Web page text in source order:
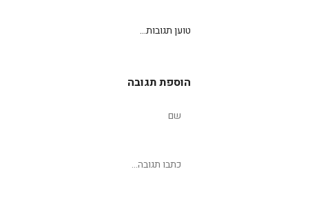
טוען תגובות...
הוספת תגובה